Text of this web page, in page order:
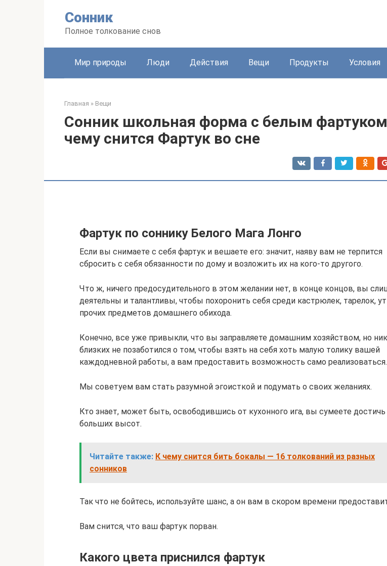
Сонник
Полное толкование снов
Мир природы Люди Действия Вещи Продукты Условия
Главная » Вещи
Сонник школьная форма с белым
чему снится Фартук во сне
Фартук по соннику Белого Мага Лонго
Если вы снимаете с себя фартук и вешаете его: значит, наяву вам не терпится
сбросить с себя обязанности по дому и возложить их на кого-то другого.
Что ж, ничего предосудительного в этом желании нет, в конце концов, вы
деятельны и талантливы, чтобы похоронить себя среди кастрюлек, тарелок,
прочих предметов домашнего обихода.
Конечно, все уже привыкли, что вы заправляете домашним хозяйством, но
близких не позаботился о том, чтобы взять на себя хоть малую толику вашей
каждодневной работы, а вам предоставить возможность само реализоваться.
Мы советуем вам стать разумной эгоисткой и подумать о своих желаниях.
Кто знает, может быть, освободившись от кухонного ига, вы сумеете достичь
больших высот.
Читайте также: К чему снится бить бокалы — 16 толкований из разных
сонников
Так что не бойтесь, используйте шанс, а он вам в скором времени
Вам снится, что ваш фартук порван.
Какого цвета приснился фартук